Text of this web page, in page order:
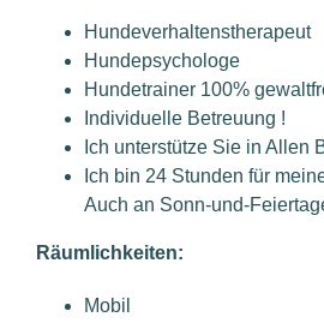
Hundeverhaltenstherapeut
Hundepsychologe
Hundetrainer 100%
Individuelle Betreuung !
Ich unterstütze Sie in Allen
Ich bin 24 Stunden für
Auch an Sonn-und-
Räumlichkeiten:
Mobil